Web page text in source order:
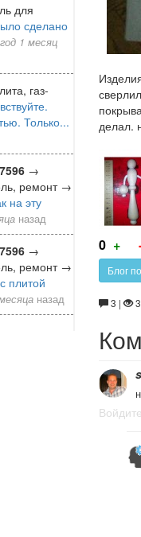
для
сделано
1 месяц
газ-
Только...
→
ремонт →
на эту
назад
→
ремонт →
плитой
назад
делал.
0 +
Блог
3 |